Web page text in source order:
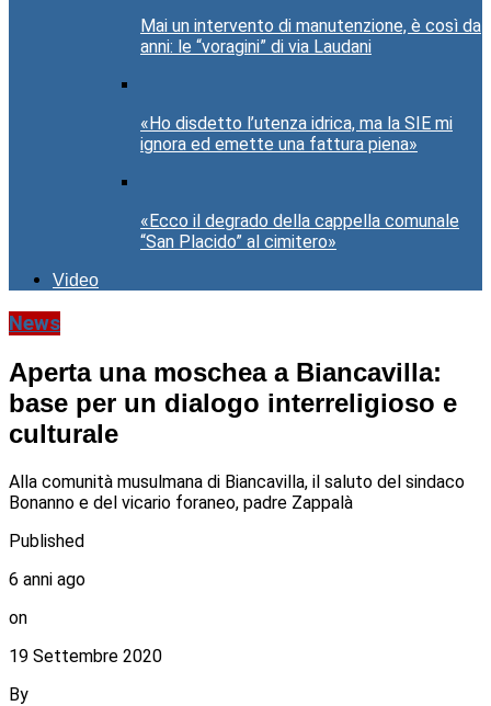
Mai un intervento di manutenzione, è così da
anni: le “voragini” di via Laudani
«Ho disdetto l’utenza idrica, ma la SIE mi
ignora ed emette una fattura piena»
«Ecco il degrado della cappella comunale
“San Placido” al cimitero»
Video
News
Aperta una moschea a Biancavilla:
base per un dialogo interreligioso e
culturale
Alla comunità musulmana di Biancavilla, il saluto del sindaco
Bonanno e del vicario foraneo, padre Zappalà
Published
6 anni ago
on
19 Settembre 2020
By